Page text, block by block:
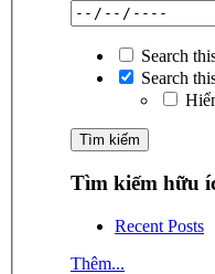
Search
Search
Tìm kiếm hữu
Recent Posts
Thêm...